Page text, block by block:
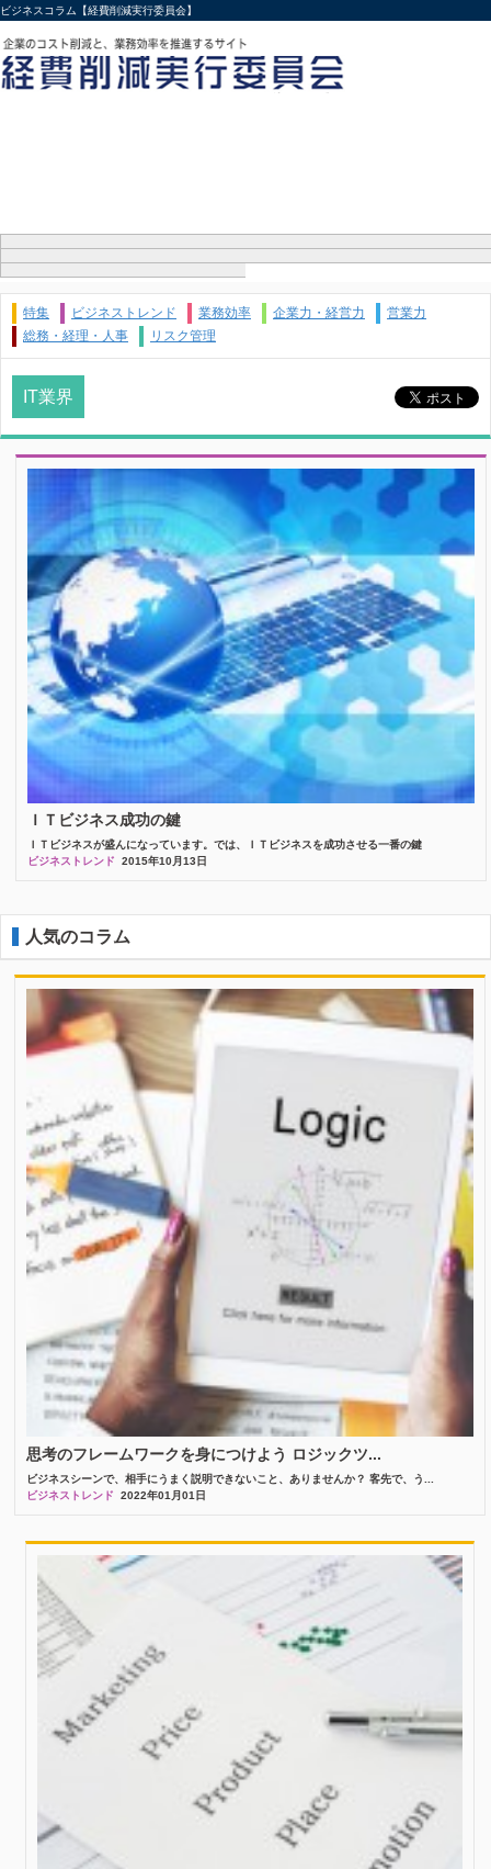
ビジネスコラム【経費削減実行委員会】
特集 ビジネストレンド 業務効率 企業力・経営力
営業力
総務・経理・人事
リスク管理
IT業界
ＩＴビジネス成功の鍵
ＩＴビジネスが盛んになっています。では、ＩＴビジネスを成功させる一番の鍵
ビジネストレンド
2015年10月13日
人気のコラム
思考のフレームワークを身につけよう ロジックツ...
ビジネスシーンで、相手にうまく説明できないこと、ありませんか？ 客先で、う...
ビジネストレンド
2022年01月01日